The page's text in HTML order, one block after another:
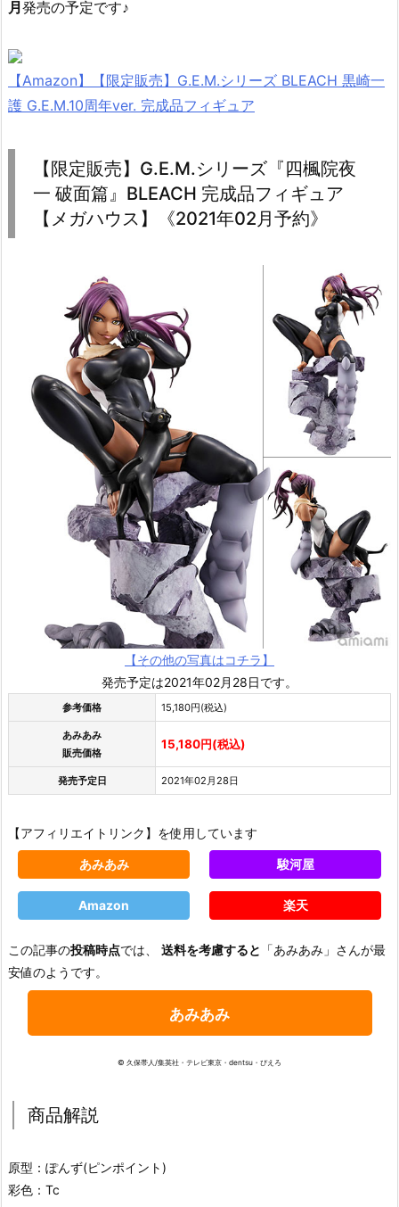
月 発売の予定です♪
【Amazon】【限定販売】G.E.M.シリーズ BLEACH 黒崎一
護 G.E.M.10周年ver. 完成品フィギュア
【限定販売】G.E.M.シリーズ『四楓院夜
一 破面篇』BLEACH 完成品フィギュア
【メガハウス】《2021年02月予約》
【その他の写真はコチラ】
発売予定は2021年02月28日です。
参考価格 15,180円(税込)
あみあみ
販売価格
15,180円(税込)
発売予定日 2021年02月28日
【アフィリエイトリンク】を使用しています
あみあみ 駿河屋
Amazon 楽天
この記事の投稿時点では、 送料を考慮すると 「あみあみ」さんが最
安値のようです。
あみあみ
© 久保帯人/集英社・テレビ東京・dentsu・ぴえろ
商品解説
原型：ぽんず(ピンポイント)
彩色：Tc